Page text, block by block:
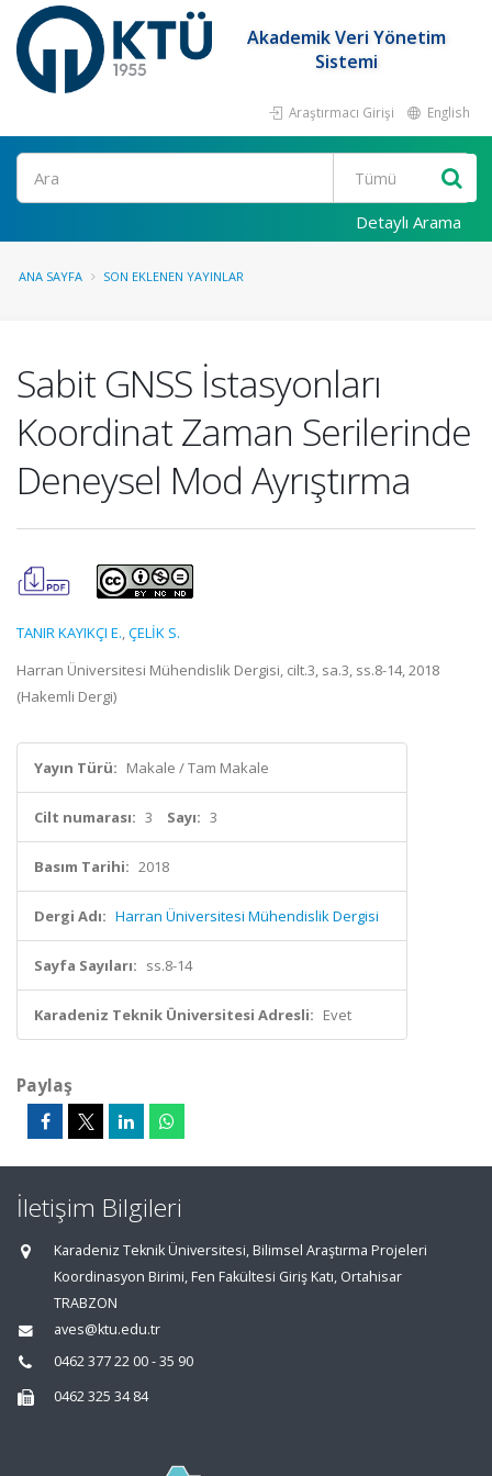
Akademik Veri Yönetim
Sistemi
Araştırmacı Girişi English
Ara
Detaylı Arama
ANA SAYFA SON EKLENEN YAYINLAR
Sabit GNSS İstasyonları
Koordinat Zaman Serilerinde
Deneysel Mod Ayrıştırma
TANIR KAYIKÇI E.,ÇELİK S.
Harran Üniversitesi Mühendislik Dergisi, cilt.3, sa.3, ss.8-14, 2018
(Hakemli Dergi)
Yayın Türü: Makale / Tam Makale
Cilt numarası: 3 Sayı: 3
Basım Tarihi: 2018
Dergi Adı: Harran Üniversitesi Mühendislik Dergisi
Sayfa Sayıları: ss.8-14
Karadeniz Teknik Üniversitesi Adresli: Evet
Paylaş
İletişim Bilgileri
Karadeniz Teknik Üniversitesi, Bilimsel Araştırma Projeleri
Koordinasyon Birimi, Fen Fakültesi Giriş Katı, Ortahisar
TRABZON
aves@ktu.edu.tr
0462 377 22 00 - 35 90
0462 325 34 84